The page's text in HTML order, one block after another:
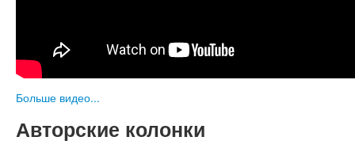
Больше видео...
Авторские колонки